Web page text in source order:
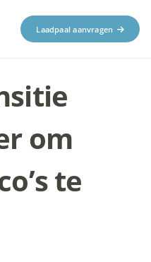
Laadpaal aanvragen
om
te